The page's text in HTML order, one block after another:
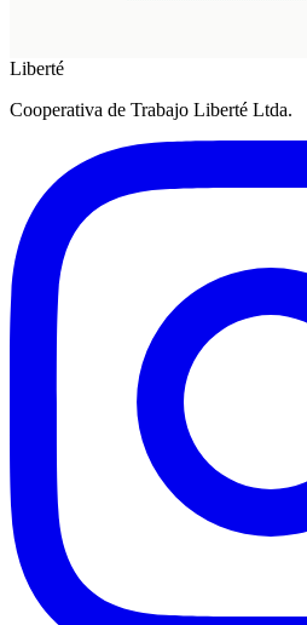
Liberté
Cooperativa de Trabajo Liberté Ltda.